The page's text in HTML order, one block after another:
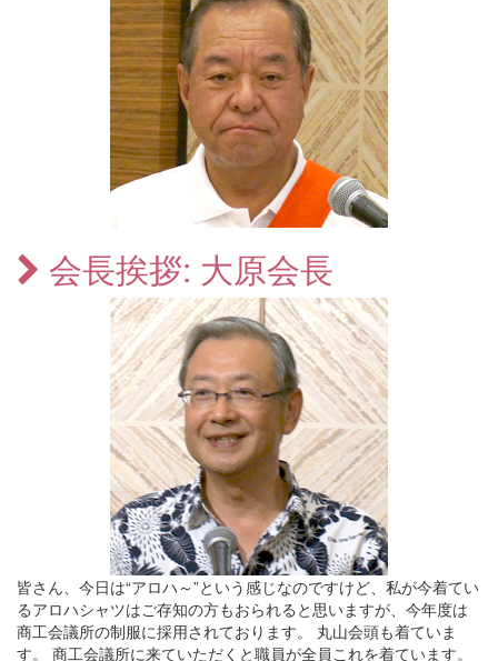
会長挨拶: 大原会長
皆さん、今日は“アロハ～”という感じなのですけど、私が今着てい
るアロハシャツはご存知の方もおられると思いますが、今年度は
商工会議所の制服に採用されております。 丸山会頭も着ていま
す。 商工会議所に来ていただくと職員が全員これを着ています。